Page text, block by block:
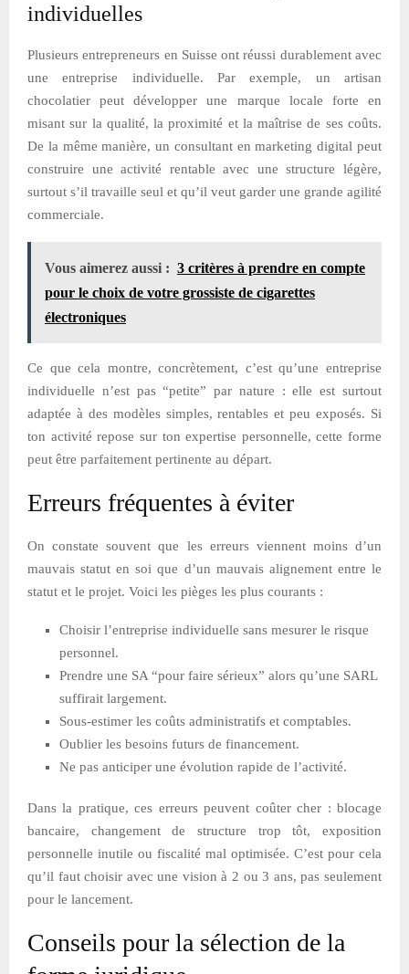
individuelles
Plusieurs entrepreneurs en Suisse ont réussi durablement avec
une entreprise individuelle. Par exemple, un artisan
chocolatier peut développer une marque locale forte en
misant sur la qualité, la proximité et la maîtrise de ses coûts.
De la même manière, un consultant en marketing digital peut
construire une activité rentable avec une structure légère,
surtout s’il travaille seul et qu’il veut garder une grande agilité
commerciale.
Vous aimerez aussi : 3 critères à prendre en compte
pour le choix de votre grossiste de cigarettes
électroniques
Ce que cela montre, concrètement, c’est qu’une entreprise
individuelle n’est pas “petite” par nature : elle est surtout
adaptée à des modèles simples, rentables et peu exposés. Si
ton activité repose sur ton expertise personnelle, cette forme
peut être parfaitement pertinente au départ.
Erreurs fréquentes à éviter
On constate souvent que les erreurs viennent moins d’un
mauvais statut en soi que d’un mauvais alignement entre le
statut et le projet. Voici les pièges les plus courants :
Choisir l’entreprise individuelle sans mesurer le risque
personnel.
Prendre une SA “pour faire sérieux” alors qu’une SARL
suffirait largement.
Sous-estimer les coûts administratifs et comptables.
Oublier les besoins futurs de financement.
Ne pas anticiper une évolution rapide de l’activité.
Dans la pratique, ces erreurs peuvent coûter cher : blocage
bancaire, changement de structure trop tôt, exposition
personnelle inutile ou fiscalité mal optimisée. C’est pour cela
qu’il faut choisir avec une vision à 2 ou 3 ans, pas seulement
pour le lancement.
Conseils pour la sélection de la